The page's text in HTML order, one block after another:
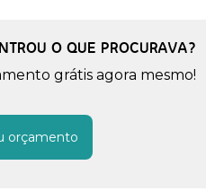
O QUE PROCURAVA?
grátis agora mesmo!
orçamento